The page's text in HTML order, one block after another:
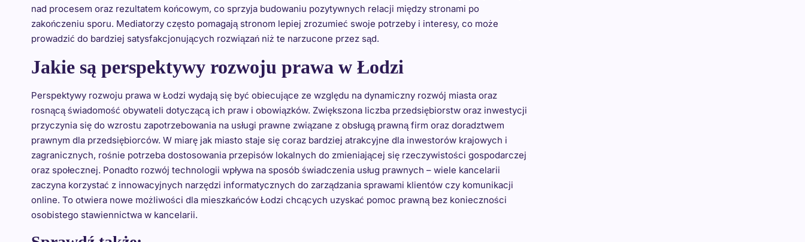
nad procesem oraz rezultatem końcowym, co sprzyja budowaniu pozytywnych relacji między stronami po
zakończeniu sporu. Mediatorzy często pomagają stronom lepiej zrozumieć swoje potrzeby i interesy, co może
prowadzić do bardziej satysfakcjonujących rozwiązań niż te narzucone przez sąd.
Jakie są perspektywy rozwoju prawa w Łodzi
Perspektywy rozwoju prawa w Łodzi wydają się być obiecujące ze względu na dynamiczny rozwój miasta oraz
rosnącą świadomość obywateli dotyczącą ich praw i obowiązków. Zwiększona liczba przedsiębiorstw oraz inwestycji
przyczynia się do wzrostu zapotrzebowania na usługi prawne związane z obsługą prawną firm oraz doradztwem
prawnym dla przedsiębiorców. W miarę jak miasto staje się coraz bardziej atrakcyjne dla inwestorów krajowych i
zagranicznych, rośnie potrzeba dostosowania przepisów lokalnych do zmieniającej się rzeczywistości gospodarczej
oraz społecznej. Ponadto rozwój technologii wpływa na sposób świadczenia usług prawnych – wiele kancelarii
zaczyna korzystać z innowacyjnych narzędzi informatycznych do zarządzania sprawami klientów czy komunikacji
online. To otwiera nowe możliwości dla mieszkańców Łodzi chcących uzyskać pomoc prawną bez konieczności
osobistego stawiennictwa w kancelarii.